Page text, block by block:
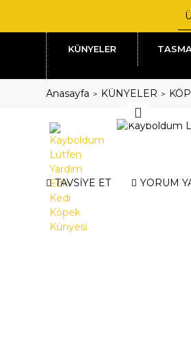
KÜNYELER
Anasayfa KÜNYELER
TAVSİYE ET YORUM